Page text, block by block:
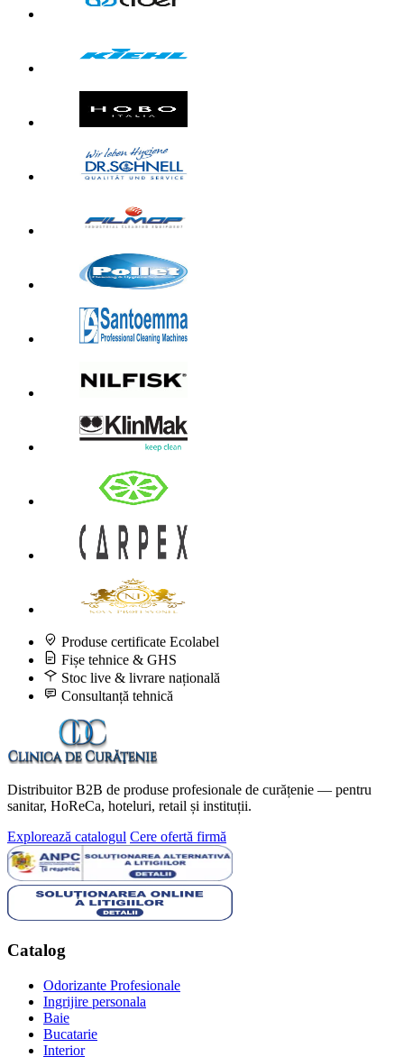
Produse certificate Ecolabel
Fișe tehnice & GHS
Stoc live & livrare națională
Consultanță tehnică
Distribuitor B2B de produse profesionale de curățenie — pentru
sanitar, HoReCa, hoteluri, retail și instituții.
Explorează catalogul Cere ofertă firmă
Catalog
Odorizante Profesionale
Ingrijire personala
Baie
Bucatarie
Interior